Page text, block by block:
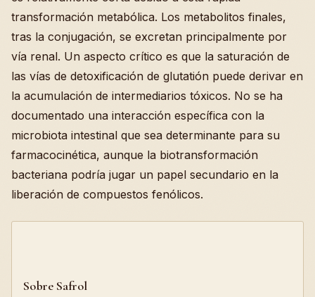
transformación metabólica. Los metabolitos finales,
tras la conjugación, se excretan principalmente por
vía renal. Un aspecto crítico es que la saturación de
las vías de detoxificación de glutatión puede derivar en
la acumulación de intermediarios tóxicos. No se ha
documentado una interacción específica con la
microbiota intestinal que sea determinante para su
farmacocinética, aunque la biotransformación
bacteriana podría jugar un papel secundario en la
liberación de compuestos fenólicos.
Sobre Safrol